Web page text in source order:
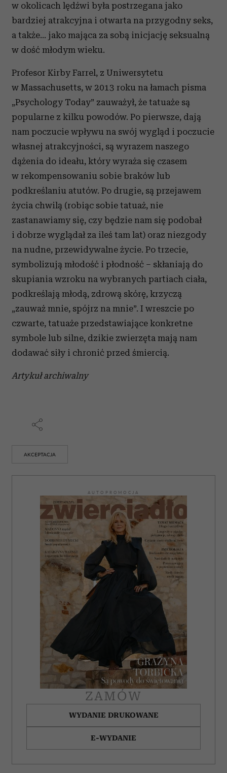
w okolicach lędźwi była postrzegana jako
bardziej atrakcyjna i otwarta na przygodny seks,
a także… jako mająca za sobą inicjację seksualną
w dość młodym wieku.
Profesor Kirby Farrel, z Uniwersytetu
w Massachusetts, w 2013 roku na łamach pisma
„Psychology Today” zauważył, że tatuaże są
popularne z kilku powodów. Po pierwsze, dają
nam poczucie wpływu na swój wygląd i poczucie
własnej atrakcyjności, są wyrazem naszego
dążenia do ideału, który wyraża się czasem
w rekompensowaniu sobie braków lub
podkreślaniu atutów. Po drugie, są przejawem
życia chwilą (robiąc sobie tatuaż, nie
zastanawiamy się, czy będzie nam się podobał
i dobrze wyglądał za ileś tam lat) oraz niezgody
na nudne, przewidywalne życie. Po trzecie,
symbolizują młodość i płodność – skłaniają do
skupiania wzroku na wybranych partiach ciała,
podkreślają młodą, zdrową skórę, krzyczą
„zauważ mnie, spójrz na mnie”. I wreszcie po
czwarte, tatuaże przedstawiające konkretne
symbole lub silne, dzikie zwierzęta mają nam
dodawać siły i chronić przed śmiercią.
Artykuł archiwalny
AKCEPTACJA
AUTOPROMOCJA
ZAMÓW
WYDANIE DRUKOWANE
E-WYDANIE